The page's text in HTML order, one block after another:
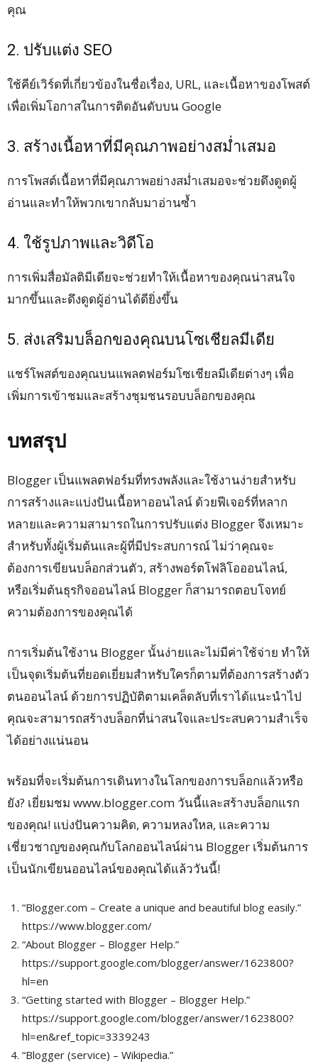
คุณ
2. ปรับแต่ง SEO
ใช้คีย์เวิร์ดที่เกี่ยวข้องในชื่อเรื่อง, URL, และเนื้อหาของโพสต์
เพื่อเพิ่มโอกาสในการติดอันดับบน Google
3. สร้างเนื้อหาที่มีคุณภาพอย่างสม่ำเสมอ
การโพสต์เนื้อหาที่มีคุณภาพอย่างสม่ำเสมอจะช่วยดึงดูดผู้
อ่านและทำให้พวกเขากลับมาอ่านซ้ำ
4. ใช้รูปภาพและวิดีโอ
การเพิ่มสื่อมัลติมีเดียจะช่วยทำให้เนื้อหาของคุณน่าสนใจ
มากขึ้นและดึงดูดผู้อ่านได้ดียิ่งขึ้น
5. ส่งเสริมบล็อกของคุณบนโซเชียลมีเดีย
แชร์โพสต์ของคุณบนแพลตฟอร์มโซเชียลมีเดียต่างๆ เพื่อ
เพิ่มการเข้าชมและสร้างชุมชนรอบบล็อกของคุณ
บทสรุป
Blogger เป็นแพลตฟอร์มที่ทรงพลังและใช้งานง่ายสำหรับ
การสร้างและแบ่งปันเนื้อหาออนไลน์ ด้วยฟีเจอร์ที่หลาก
หลายและความสามารถในการปรับแต่ง Blogger จึงเหมาะ
สำหรับทั้งผู้เริ่มต้นและผู้ที่มีประสบการณ์ ไม่ว่าคุณจะ
ต้องการเขียนบล็อกส่วนตัว, สร้างพอร์ตโฟลิโอออนไลน์,
หรือเริ่มต้นธุรกิจออนไลน์ Blogger ก็สามารถตอบโจทย์
ความต้องการของคุณได้
การเริ่มต้นใช้งาน Blogger นั้นง่ายและไม่มีค่าใช้จ่าย ทำให้
เป็นจุดเริ่มต้นที่ยอดเยี่ยมสำหรับใครก็ตามที่ต้องการสร้างตัว
ตนออนไลน์ ด้วยการปฏิบัติตามเคล็ดลับที่เราได้แนะนำไป
คุณจะสามารถสร้างบล็อกที่น่าสนใจและประสบความสำเร็จ
ได้อย่างแน่นอน
พร้อมที่จะเริ่มต้นการเดินทางในโลกของการบล็อกแล้วหรือ
ยัง? เยี่ยมชม www.blogger.com วันนี้และสร้างบล็อกแรก
ของคุณ! แบ่งปันความคิด, ความหลงใหล, และความ
เชี่ยวชาญของคุณกับโลกออนไลน์ผ่าน Blogger เริ่มต้นการ
เป็นนักเขียนออนไลน์ของคุณได้แล้ววันนี้!
“Blogger.com – Create a unique and beautiful blog easily.”
https://www.blogger.com/
“About Blogger – Blogger Help.”
https://support.google.com/blogger/answer/1623800?
hl=en
“Getting started with Blogger – Blogger Help.”
https://support.google.com/blogger/answer/1623800?
hl=en&ref_topic=3339243
“Blogger (service) – Wikipedia.”